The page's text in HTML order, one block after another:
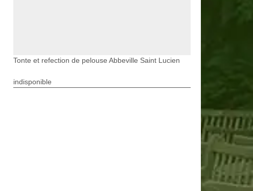
Tonte et refection de pelouse Abbeville Saint Lucien
indisponible